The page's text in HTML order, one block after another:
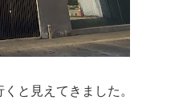
と見えてきました。